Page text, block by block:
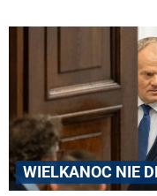
WIELKANOC NIE